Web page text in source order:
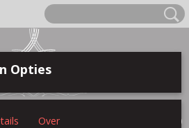
(0)
Opties
Over